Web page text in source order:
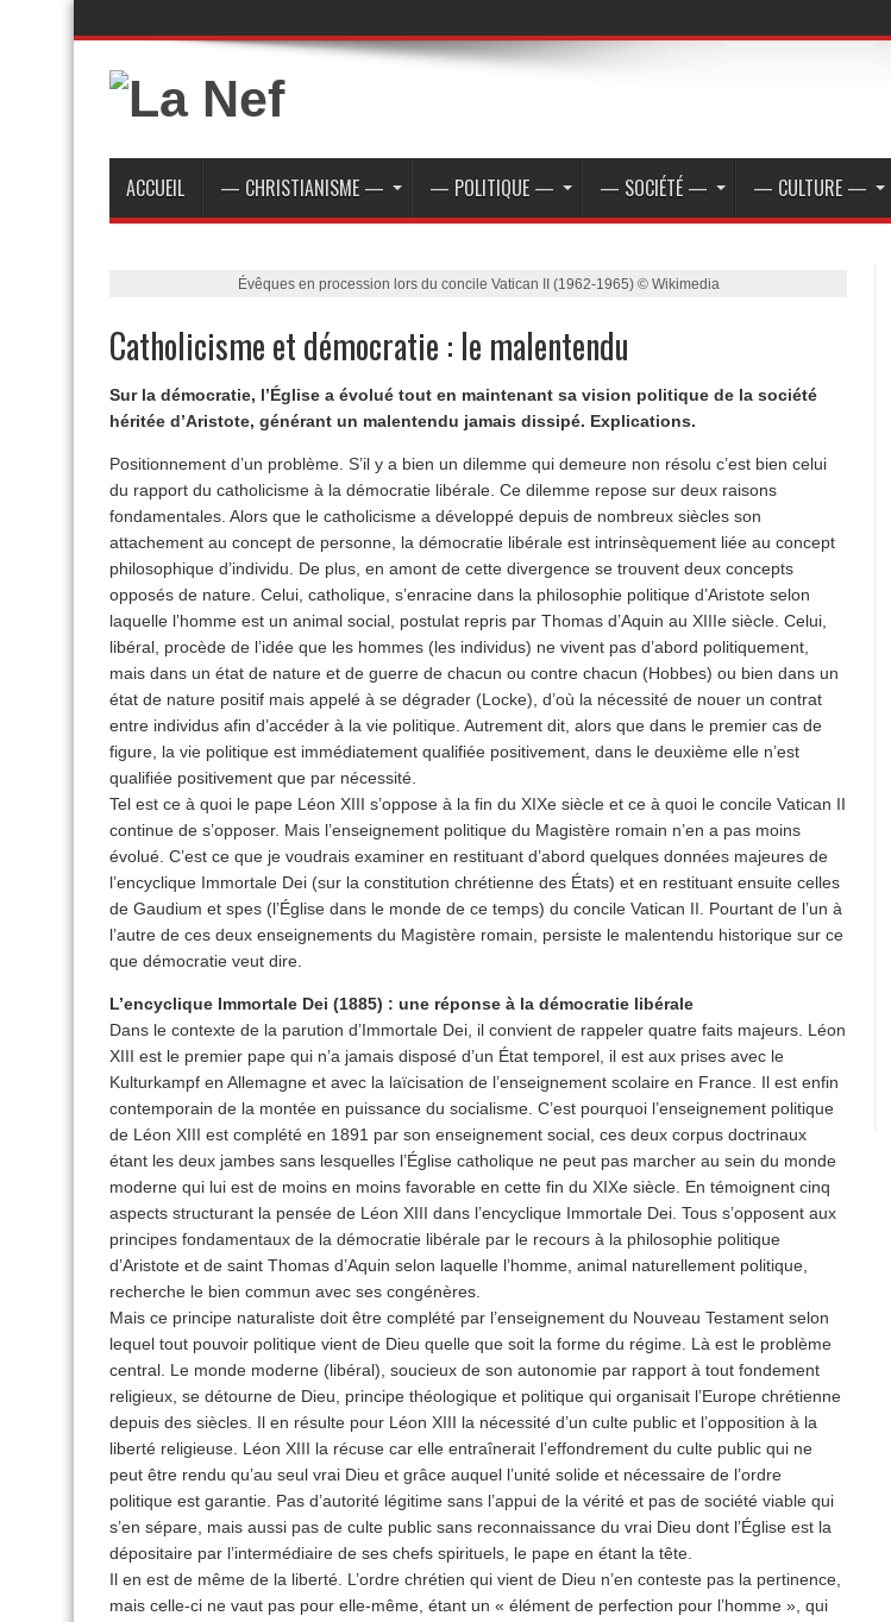
ACCUEIL — CHRISTIANISME — — POLITIQUE — — SOCIÉTÉ — — CULTURE —
Évêques en procession lors du concile Vatican II (1962-1965) © Wikimedia
Catholicisme et démocratie : le malentendu
Sur la démocratie, l’Église a évolué tout en maintenant sa vision politique de la société
héritée d’Aristote, générant un malentendu jamais dissipé. Explications.
Positionnement d’un problème. S’il y a bien un dilemme qui demeure non résolu c’est bien celui
du rapport du catholicisme à la démocratie libérale. Ce dilemme repose sur deux raisons
fondamentales. Alors que le catholicisme a développé depuis de nombreux siècles son
attachement au concept de personne, la démocratie libérale est intrinsèquement liée au concept
philosophique d’individu. De plus, en amont de cette divergence se trouvent deux concepts
opposés de nature. Celui, catholique, s’enracine dans la philosophie politique d’Aristote selon
laquelle l’homme est un animal social, postulat repris par Thomas d’Aquin au XIIIe siècle. Celui,
libéral, procède de l’idée que les hommes (les individus) ne vivent pas d’abord politiquement,
mais dans un état de nature et de guerre de chacun ou contre chacun (Hobbes) ou bien dans un
état de nature positif mais appelé à se dégrader (Locke), d’où la nécessité de nouer un contrat
entre individus afin d’accéder à la vie politique. Autrement dit, alors que dans le premier cas de
figure, la vie politique est immédiatement qualifiée positivement, dans le deuxième elle n’est
qualifiée positivement que par nécessité.
Tel est ce à quoi le pape Léon XIII s’oppose à la fin du XIXe siècle et ce à quoi le concile Vatican II
continue de s’opposer. Mais l’enseignement politique du Magistère romain n’en a pas moins
évolué. C’est ce que je voudrais examiner en restituant d’abord quelques données majeures de
l’encyclique Immortale Dei (sur la constitution chrétienne des États) et en restituant ensuite celles
de Gaudium et spes (l’Église dans le monde de ce temps) du concile Vatican II. Pourtant de l’un à
l’autre de ces deux enseignements du Magistère romain, persiste le malentendu historique sur ce
que démocratie veut dire.
L’encyclique Immortale Dei (1885) : une réponse à la démocratie libérale
Dans le contexte de la parution d’Immortale Dei, il convient de rappeler quatre faits majeurs. Léon
XIII est le premier pape qui n’a jamais disposé d’un État temporel, il est aux prises avec le
Kulturkampf en Allemagne et avec la laïcisation de l’enseignement scolaire en France. Il est enfin
contemporain de la montée en puissance du socialisme. C’est pourquoi l’enseignement politique
de Léon XIII est complété en 1891 par son enseignement social, ces deux corpus doctrinaux
étant les deux jambes sans lesquelles l’Église catholique ne peut pas marcher au sein du monde
moderne qui lui est de moins en moins favorable en cette fin du XIXe siècle. En témoignent cinq
aspects structurant la pensée de Léon XIII dans l’encyclique Immortale Dei. Tous s’opposent aux
principes fondamentaux de la démocratie libérale par le recours à la philosophie politique
d’Aristote et de saint Thomas d’Aquin selon laquelle l’homme, animal naturellement politique,
recherche le bien commun avec ses congénères.
Mais ce principe naturaliste doit être complété par l’enseignement du Nouveau Testament selon
lequel tout pouvoir politique vient de Dieu quelle que soit la forme du régime. Là est le problème
central. Le monde moderne (libéral), soucieux de son autonomie par rapport à tout fondement
religieux, se détourne de Dieu, principe théologique et politique qui organisait l’Europe chrétienne
depuis des siècles. Il en résulte pour Léon XIII la nécessité d’un culte public et l’opposition à la
liberté religieuse. Léon XIII la récuse car elle entraînerait l’effondrement du culte public qui ne
peut être rendu qu’au seul vrai Dieu et grâce auquel l’unité solide et nécessaire de l’ordre
politique est garantie. Pas d’autorité légitime sans l’appui de la vérité et pas de société viable qui
s’en sépare, mais aussi pas de culte public sans reconnaissance du vrai Dieu dont l’Église est la
dépositaire par l’intermédiaire de ses chefs spirituels, le pape en étant la tête.
Il en est de même de la liberté. L’ordre chrétien qui vient de Dieu n’en conteste pas la pertinence,
mais celle-ci ne vaut pas pour elle-même, étant un « élément de perfection pour l’homme », qui